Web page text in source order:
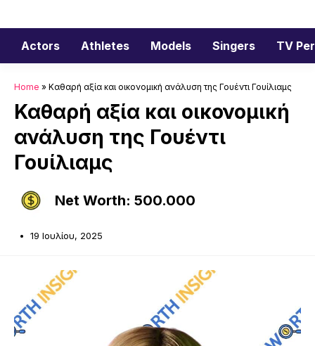
σε
περιεχόμενο
Actors Athletes Models Singers TV
Home » Καθαρή αξία και οικονομική ανάλυση της Γουέντι Γουίλιαμς
Καθαρή αξία και οικονομική
ανάλυση της Γουέντι
Γουίλιαμς
Net Worth: 500.000
19 Ιουλίου, 2025